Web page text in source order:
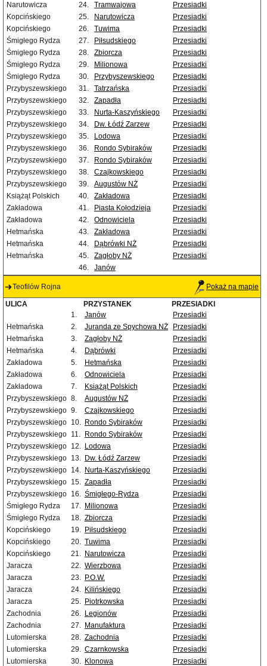
Narutowicza
24. Tramwajowa
Przesiadki
Kopcińskiego
25. Narutowicza
Przesiadki
Kopcińskiego
26. Tuwima
Przesiadki
Śmigłego Rydza
27. Piłsudskiego
Przesiadki
Śmigłego Rydza
28. Zbiorcza
Przesiadki
Śmigłego Rydza
29. Milionowa
Przesiadki
Śmigłego Rydza
30. Przybyszewskiego
Przesiadki
Przybyszewskiego
31. Tatrzańska
Przesiadki
Przybyszewskiego
32. Zapadła
Przesiadki
Przybyszewskiego
33. Nurta-Kaszyńskiego
Przesiadki
Przybyszewskiego
34. Dw. Łódź Zarzew
Przesiadki
Przybyszewskiego
35. Lodowa
Przesiadki
Przybyszewskiego
36. Rondo Sybiraków
Przesiadki
Przybyszewskiego
37. Rondo Sybiraków
Przesiadki
Przybyszewskiego
38. Czajkowskiego
Przesiadki
Przybyszewskiego
39. Augustów NŻ
Przesiadki
Książąt Polskich
40. Zakładowa
Przesiadki
Zakładowa
41. Piasta Kołodzieja
Przesiadki
Zakładowa
42. Odnowiciela
Przesiadki
Hetmańska
43. Zakładowa
Przesiadki
Hetmańska
44. Dąbrówki NŻ
Przesiadki
Hetmańska
45. Zagłoby NŻ
Przesiadki
46.
Janów
Teofilów Rojna Pokaż na mapie
ULICA PRZYSTANEK
PRZESIADKI
1.
Janów
Przesiadki
Hetmańska
2. Juranda ze Spychowa NŻ
Przesiadki
Hetmańska
3. Zagłoby NŻ
Przesiadki
Hetmańska
4. Dąbrówki
Przesiadki
Zakładowa
5. Hetmańska
Przesiadki
Zakładowa
6. Odnowiciela
Przesiadki
Zakładowa
7. Książąt Polskich
Przesiadki
Przybyszewskiego 8. Augustów NŻ
Przesiadki
Przybyszewskiego 9. Czajkowskiego
Przesiadki
Przybyszewskiego 10. Rondo Sybiraków
Przesiadki
Przybyszewskiego 11. Rondo Sybiraków
Przesiadki
Przybyszewskiego 12. Lodowa
Przesiadki
Przybyszewskiego 13. Dw. Łódź Zarzew
Przesiadki
Przybyszewskiego 14. Nurta-Kaszyńskiego
Przesiadki
Przybyszewskiego 15. Zapadła
Przesiadki
Przybyszewskiego 16. Śmigłego-Rydza
Przesiadki
Śmigłego Rydza
17. Milionowa
Przesiadki
Śmigłego Rydza
18. Zbiorcza
Przesiadki
Kopcińskiego
19. Piłsudskiego
Przesiadki
Kopcińskiego
20. Tuwima
Przesiadki
Kopcińskiego
21. Narutowicza
Przesiadki
Jaracza
22. Wierzbowa
Przesiadki
Jaracza
23. P.O.W.
Przesiadki
Jaracza
24. Kilińskiego
Przesiadki
Jaracza
25. Piotrkowska
Przesiadki
Zachodnia
26. Legionów
Przesiadki
Zachodnia
27. Manufaktura
Przesiadki
Lutomierska
28. Zachodnia
Przesiadki
Lutomierska
29. Czarnkowska
Przesiadki
Lutomierska
30. Klonowa Przesiadki